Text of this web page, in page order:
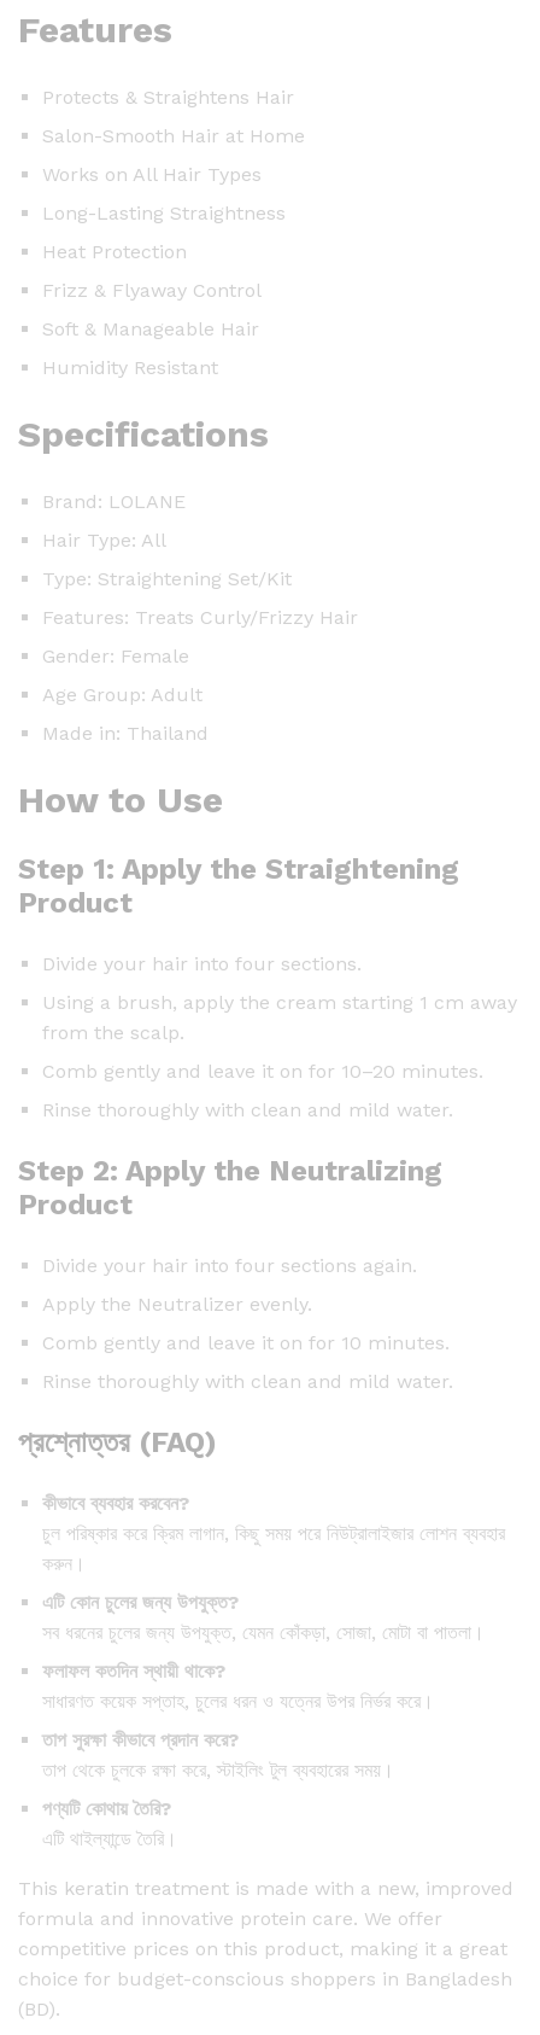
Features
Protects & Straightens Hair
Salon-Smooth Hair at Home
Works on All Hair Types
Long-Lasting Straightness
Heat Protection
Frizz & Flyaway Control
Soft & Manageable Hair
Humidity Resistant
Specifications
Brand: LOLANE
Hair Type: All
Type: Straightening Set/Kit
Features: Treats Curly/Frizzy Hair
Gender: Female
Age Group: Adult
Made in: Thailand
How to Use
Step 1: Apply the Straightening
Product
Divide your hair into four sections.
Using a brush, apply the cream starting 1 cm away
from the scalp.
Comb gently and leave it on for 10–20 minutes.
Rinse thoroughly with clean and mild water.
Step 2: Apply the Neutralizing
Product
Divide your hair into four sections again.
Apply the Neutralizer evenly.
Comb gently and leave it on for 10 minutes.
Rinse thoroughly with clean and mild water.
প্রশ্নোত্তর (FAQ)
কীভাবে ব্যবহার করবেন?
চুল পরিষ্কার করে ক্রিম লাগান, কিছু সময় পরে নিউট্রালাইজার লোশন ব্যবহার
করুন।
এটি কোন চুলের জন্য উপযুক্ত?
সব ধরনের চুলের জন্য উপযুক্ত, যেমন কোঁকড়া, সোজা, মোটা বা পাতলা।
ফলাফল কতদিন স্থায়ী থাকে?
সাধারণত কয়েক সপ্তাহ, চুলের ধরন ও যত্নের উপর নির্ভর করে।
তাপ সুরক্ষা কীভাবে প্রদান করে?
তাপ থেকে চুলকে রক্ষা করে, স্টাইলিং টুল ব্যবহারের সময়।
পণ্যটি কোথায় তৈরি?
এটি থাইল্যান্ডে তৈরি।
This keratin treatment is made with a new, improved
formula and innovative protein care. We offer
competitive prices on this product, making it a great
choice for budget-conscious shoppers in Bangladesh
(BD).